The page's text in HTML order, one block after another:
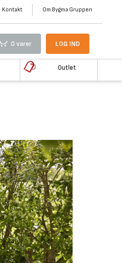
Kontakt Om Bygma Gruppen
0 varer LOG IND
Outlet